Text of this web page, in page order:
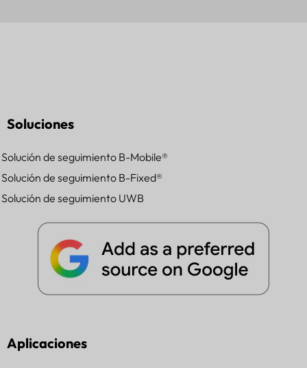
Soluciones
Solución de seguimiento B-Mobile®
Solución de seguimiento B-Fixed®
Solución de seguimiento UWB
Aplicaciones